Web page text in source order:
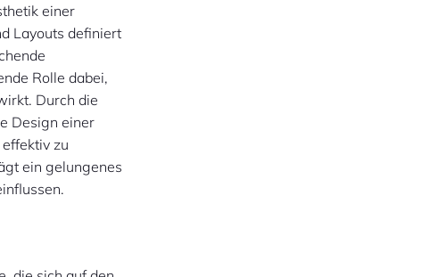
einer
Layouts definiert
Rolle dabei,
Durch die
Design einer
zu
ein gelungenes